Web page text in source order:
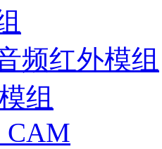
频红外模组
组
CAM